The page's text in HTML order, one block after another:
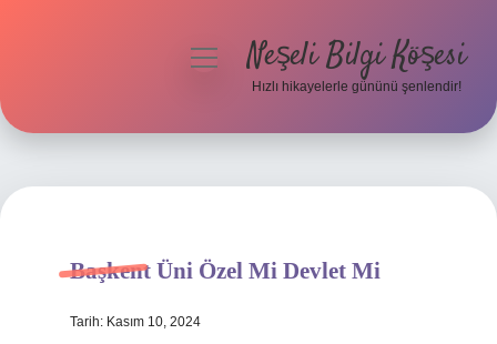
Hakkımızda
menüyüNeşeli Bilgi Köşesi
Hızlı hikayelerle gününü şenlendir!
Başkent Üni Özel Mi Devlet Mi
Tarih: Kasım 10, 2024